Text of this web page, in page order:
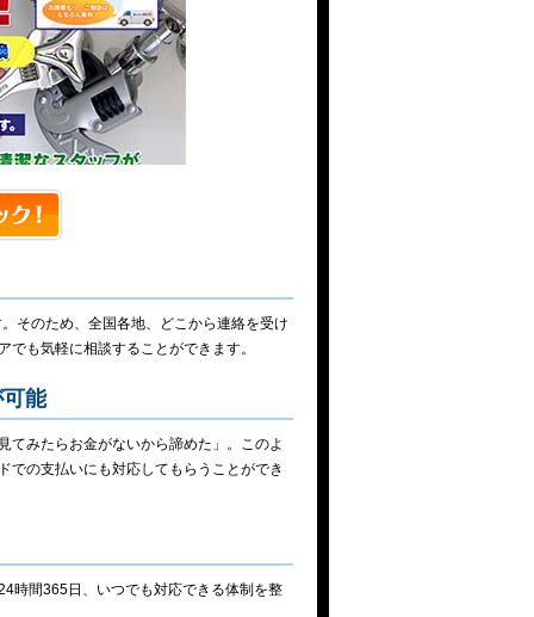
そのため、全国各地、どこから連絡を受け
も気軽に相談することができます。
能
てみたらお金がないから諦めた」。このよ
での支払いにも対応してもらうことができ
時間365日、いつでも対応できる体制を整